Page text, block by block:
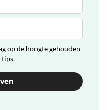
op de hoogte gehouden
tips.